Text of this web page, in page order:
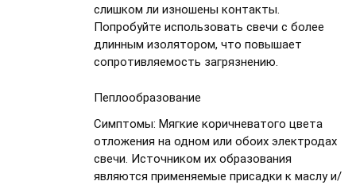
слишком ли изношены контакты.
Попробуйте использовать свечи с более
длинным изолятором, что повышает
сопротивляемость загрязнению.
Пеплообразование
Симптомы: Мягкие коричневатого цвета
отложения на одном или обоих электродах
свечи. Источником их образования
являются применяемые присадки к маслу и/